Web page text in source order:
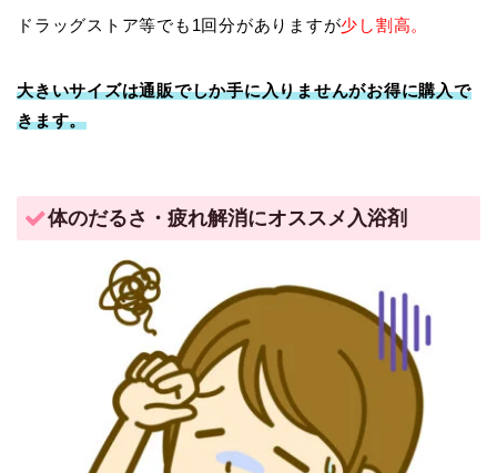
ドラッグストア等でも1回分がありますが少し割高。
大きいサイズは通販でしか手に入りませんがお得に購入で
きます。
体のだるさ・疲れ解消にオススメ入浴剤